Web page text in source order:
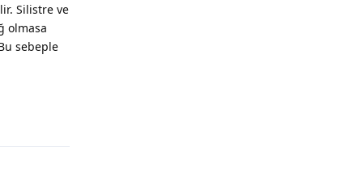
Silistre ve
olmasa
sebeple